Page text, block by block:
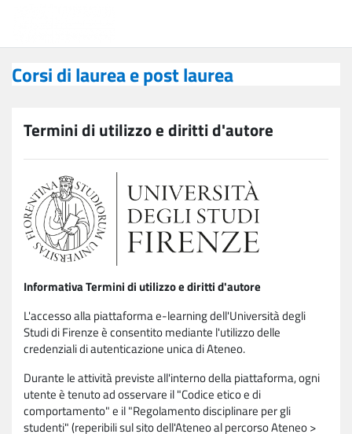
Corsi di laurea e post laurea
Termini di utilizzo e diritti d'autore
Informativa Termini di utilizzo e diritti d'autore
L'accesso alla piattaforma e-learning dell'Università degli
Studi di Firenze è consentito mediante l'utilizzo delle
credenziali di autenticazione unica di Ateneo.
Durante le attività previste all'interno della piattaforma, ogni
utente è tenuto ad osservare il "Codice etico e di
comportamento" e il "Regolamento disciplinare per gli
studenti" (reperibili sul sito dell'Ateneo al percorso Ateneo >